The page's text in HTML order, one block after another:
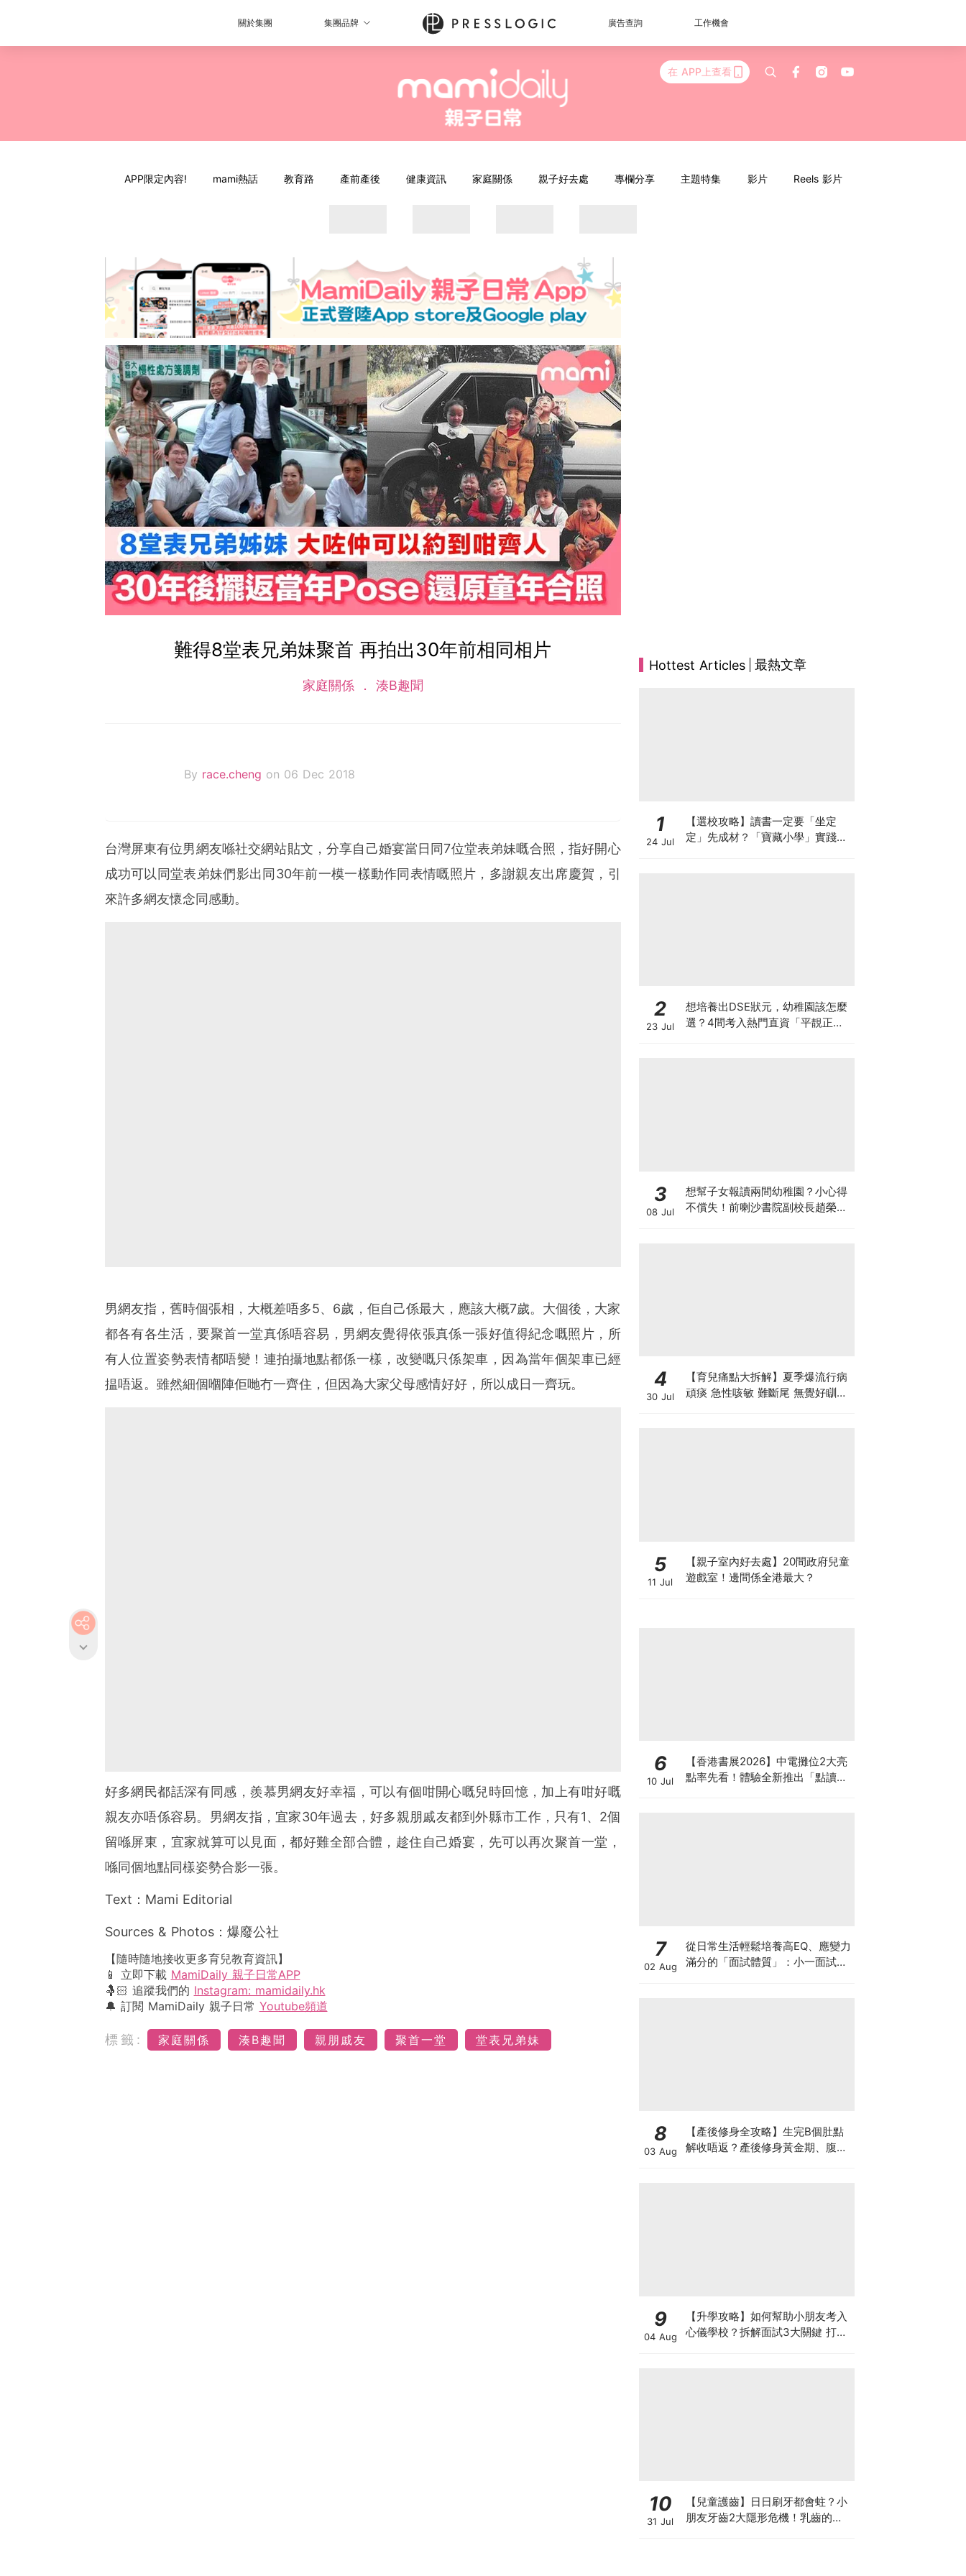
關於集團 集團品牌 廣告查詢 工作機會
在 APP上查看
APP限定內容! mami熱話 教育路 產前產後 健康資訊 家庭關係 親子好去處 專欄分享 主題特集 影片 Reels 影片
難得8堂表兄弟妹聚首 再拍出30年前相同相片
家庭關係 湊B趣聞
By race.cheng on 06 Dec 2018
台灣屏東有位男網友喺社交網站貼文，分享自己婚宴當日同7位堂表弟妹嘅合照，指好開心
成功可以同堂表弟妹們影出同30年前一模一樣動作同表情嘅照片，多謝親友出席慶賀，引
來許多網友懷念同感動。
男網友指，舊時個張相，大概差唔多5、6歲，佢自己係最大，應該大概7歲。大個後，大家
都各有各生活，要聚首一堂真係唔容易，男網友覺得依張真係一張好值得紀念嘅照片，所
有人位置姿勢表情都唔變！連拍攝地點都係一樣，改變嘅只係架車，因為當年個架車已經
揾唔返。雖然細個嗰陣佢哋冇一齊住，但因為大家父母感情好好，所以成日一齊玩。
好多網民都話深有同感，羨慕男網友好幸福，可以有個咁開心嘅兒時回憶，加上有咁好嘅
親友亦唔係容易。男網友指，宜家30年過去，好多親朋戚友都到外縣市工作，只有1、2個
留喺屏東，宜家就算可以見面，都好難全部合體，趁住自己婚宴，先可以再次聚首一堂，
喺同個地點同樣姿勢合影一張。
Text：Mami Editorial
Sources & Photos：爆廢公社
【隨時隨地接收更多育兒教育資訊】
📱 立即下載 MamiDaily 親子日常APP
🤱🏻 追蹤我們的 Instagram: mamidaily.hk
🔔 訂閱 MamiDaily 親子日常 Youtube頻道
標籤: 家庭關係 湊B趣聞 親朋戚友 聚首一堂 堂表兄弟妹
Hottest Articles 最熱文章
1
24 Jul
【選校攻略】讀書一定要「坐定
定」先成材？「寶藏小學」實踐動
2
23 Jul
想培養出DSE狀元，幼稚園該怎麼
選？4間考入熱門直資「平靚正」
3
08 Jul
想幫子女報讀兩間幼稚園？小心得
不償失！前喇沙書院副校長趙榮
4
30 Jul
【育兒痛點大拆解】夏季爆流行病
頑痰 急性咳敏 難斷尾 無覺好瞓？
5
11 Jul
【親子室內好去處】20間政府兒童
遊戲室！邊間係全港最大？
6
10 Jul
【香港書展2026】中電攤位2大亮
點率先看！體驗全新推出「點讀故
7
02 Aug
從日常生活輕鬆培養高EQ、應變力
滿分的「面試體質」：小一面試最
8
03 Aug
【產後修身全攻略】生完B個肚點
解收唔返？產後修身黃金期、腹直
9
04 Aug
【升學攻略】如何幫助小朋友考入
心儀學校？拆解面試3大關鍵 打好
10
31 Jul
【兒童護齒】日日刷牙都會蛀？小
朋友牙齒2大隱形危機！乳齒的琺